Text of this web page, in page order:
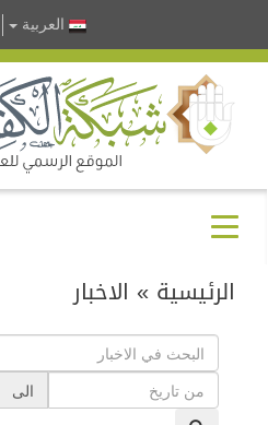
العربية
الرئيسية » الاخبار
الى